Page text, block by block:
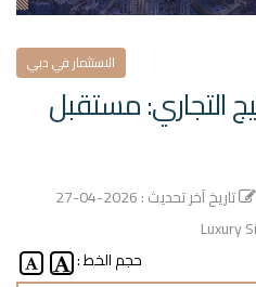
الاستثمار في دبي
التجاري: مستقبل
تاريخ آخر تحديث : 2026-04-27
حجم الخط :